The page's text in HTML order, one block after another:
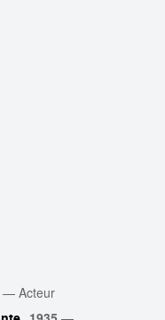
— Acteur